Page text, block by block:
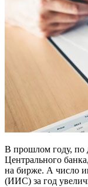
В прошлом году,
Центрального
на бирже. А число
(ИИС) за год